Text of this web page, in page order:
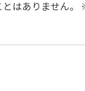
はありません。